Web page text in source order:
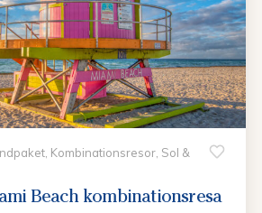
Kombinationsresor, Sol &
Beach kombinationsresa